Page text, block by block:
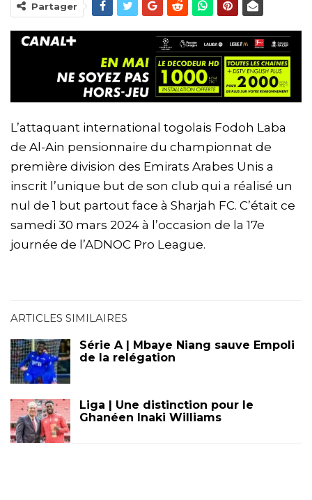
Partager
L’attaquant international togolais Fodoh Laba
de Al-Ain pensionnaire du championnat de
première division des Emirats Arabes Unis a
inscrit l’unique but de son club qui a réalisé un
nul de 1 but partout face à Sharjah FC. C’était ce
samedi 30 mars 2024 à l’occasion de la 17e
journée de l’ADNOC Pro League.
ARTICLES SIMILAIRES
Série A | Mbaye Niang sauve Empoli
de la relégation
Liga | Une distinction pour le
Ghanéen Inaki Williams